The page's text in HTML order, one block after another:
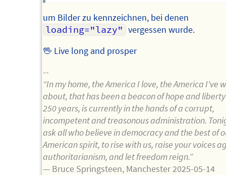
um Bilder zu kennzeichnen, bei denen
loading="lazy" vergessen wurde.
🖖 Live long and prosper
--
“In my home, the America I love, the America I've
about, that has been a beacon of hope and
250 years, is currently in the hands of a corrupt,
incompetent and treasonous administration.
ask all who believe in democracy and the best of
American spirit, to rise with us, raise your voices
authoritarianism, and let freedom reign.”
— Bruce Springsteen, Manchester 2025-05-14